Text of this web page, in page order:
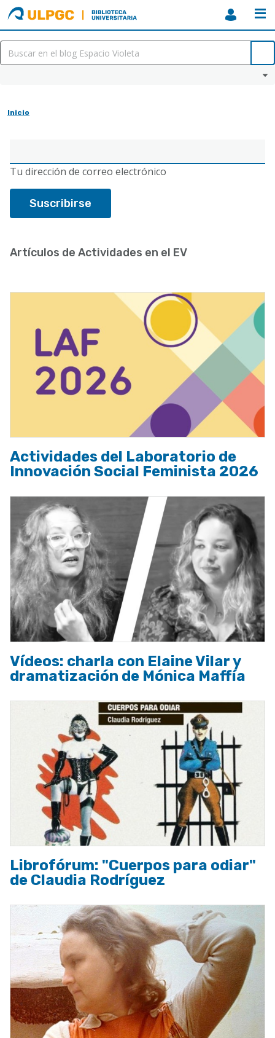
ULPGC
Biblioteca
ULPGC
Sobrescribir
ayuda
la
Inicio
electrónico
Tu dirección de correo electrónico
Artículos de Actividades en el EV
Actividades del Laboratorio de
Innovación Social Feminista 2026
Vídeos: charla con Elaine Vilar y
dramatización de Mónica Maffía
Librofórum: "Cuerpos para odiar"
de Claudia Rodríguez